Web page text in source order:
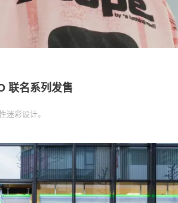
联名系列发售
迷彩设计。